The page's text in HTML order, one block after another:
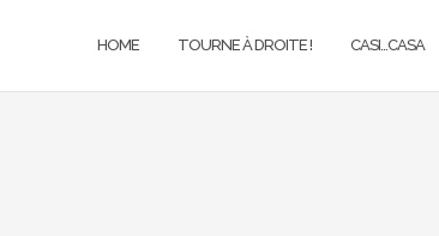
HOME TOURNE À DROITE ! CASI…CASA